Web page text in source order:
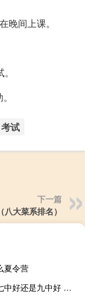
晚间上课。
考试
下一篇
大菜系排名）
夏令营
郑州四十七中好还是九中好 郑州四十七中分校